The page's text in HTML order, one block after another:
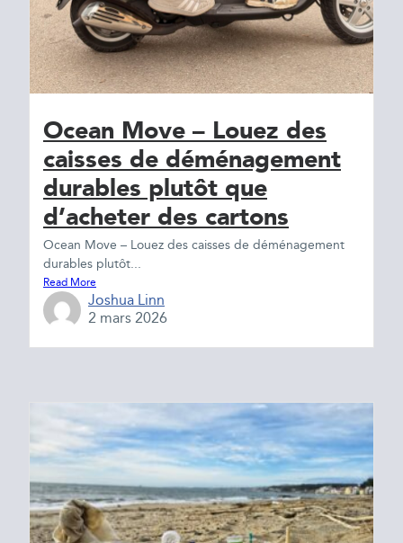
Ocean Move – Louez des
caisses de déménagement
durables plutôt que
d’acheter des cartons
Ocean Move – Louez des caisses de déménagement
durables plutôt...
Read More
Joshua Linn
2 mars 2026